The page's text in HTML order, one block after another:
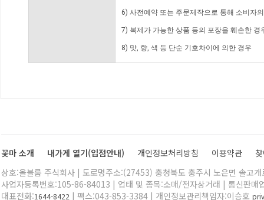
6) 사전예약 또는 주문제작으로 통해 소비자
7) 복제가 가능한 상품 등의 포장을 훼손한 경
8) 맛, 향, 색 등 단순 기호차이에 의한 경우
꽃마 소개 내가게 열기(입점안내) 개인정보처리방침 이용약관
상호:올블룸 주식회사 | 도로명주소:(27453) 충청북도 충주시 노은면 솔고
사업자등록번호:105-86-84013 | 업태 및 종목:소매/전자상거래 | 통신판매
대표전화:1644-8422 | 팩스:043-853-3384 | 개인정보관리책임자:이승호